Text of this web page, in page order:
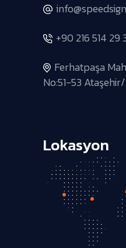
+90 216 514 29
Ferhatpaşa
No:51-53
Lokasyon